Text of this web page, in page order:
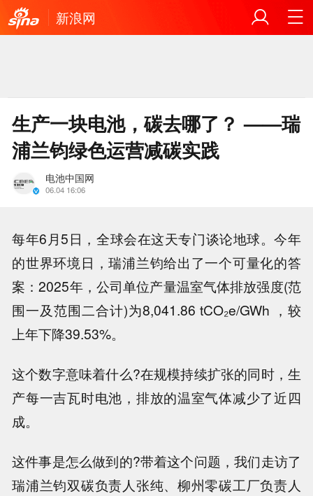
新浪网
生产一块电池，碳去哪了？ ——瑞
浦兰钧绿色运营减碳实践
电池中国网
06.04 16:06
每年6月5日，全球会在这天专门谈论地球。今年
的世界环境日，瑞浦兰钧给出了一个可量化的答
案：2025年，公司单位产量温室气体排放强度(范
围一及范围二合计)为8,041.86 tCO₂e/GWh ，较
上年下降39.53%。
这个数字意味着什么?在规模持续扩张的同时，生
产每一吉瓦时电池，排放的温室气体减少了近四
成。
这件事是怎么做到的?带着这个问题，我们走访了
瑞浦兰钧双碳负责人张纯、柳州零碳工厂负责人